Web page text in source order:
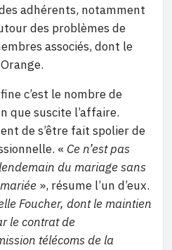
adhérents, notamment
des problèmes de
associés, dont le
c’est le nombre de
que suscite l’affaire.
de s’être fait spolier de
« Ce n’est pas
du mariage sans
», résume l’un d’eux.
Foucher, dont le maintien
le contrat de
télécoms de la